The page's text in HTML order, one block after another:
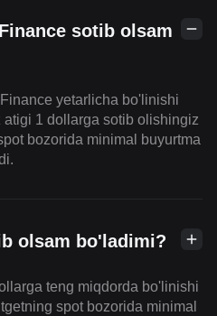
sotib olsam
yetarlicha bo'linishi
1 dollarga sotib olishingiz
bozorida minimal buyurtma
olsam bo'ladimi?
teng miqdorda bo'linishi
spot bozorida minimal